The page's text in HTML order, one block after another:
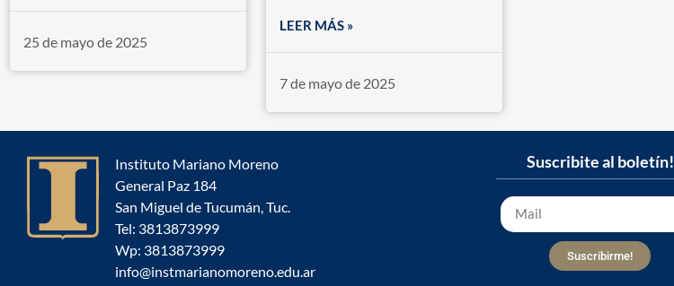
25 de mayo de 2025
LEER MÁS »
7 de mayo de 2025
Instituto Mariano Moreno
General Paz 184
San Miguel de Tucumán, Tuc.
Tel: 3813873999
Wp: 3813873999
info@instmarianomoreno.edu.ar
Suscribite al boletín!
Suscribirme!